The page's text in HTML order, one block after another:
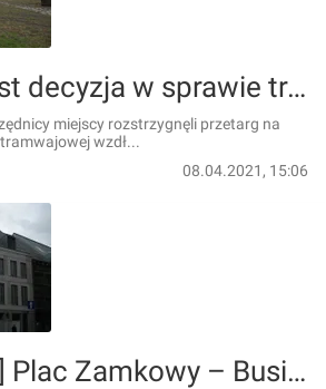
Kraków: Jest decyzja w sprawie tramwaju wzdłuż Alej Trzech Wieszczów
miejscy rozstrzygnęli przetarg na
wzdł...
08.04.2021, 15:06
[Warszawa] Plac Zamkowy – Business with Heritage z ekologicznym certyfikatem